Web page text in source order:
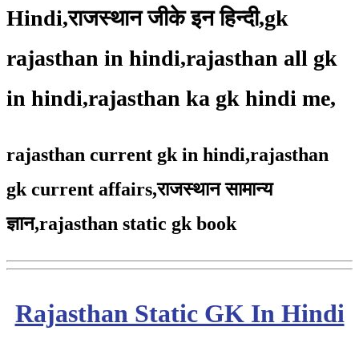
Hindi,राजस्थान जीके इन हिन्दी,gk
rajasthan in hindi,rajasthan all gk
in hindi,rajasthan ka gk hindi me,
rajasthan current gk in hindi,rajasthan
gk current affairs,राजस्थान सामान्य
ज्ञान,rajasthan static gk book
Rajasthan Static GK In Hindi